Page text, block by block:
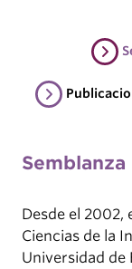
Semblanza
Desde el 2002,
Ciencias de la
Universidad de